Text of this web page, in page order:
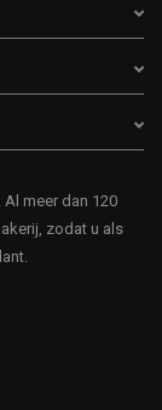
meer dan 120
zodat u als